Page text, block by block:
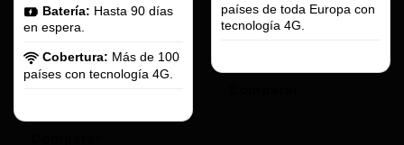
Batería: Hasta 90 días
en espera.
Cobertura: Más de 100
países con tecnología 4G.
países de toda Europa con
tecnología 4G.